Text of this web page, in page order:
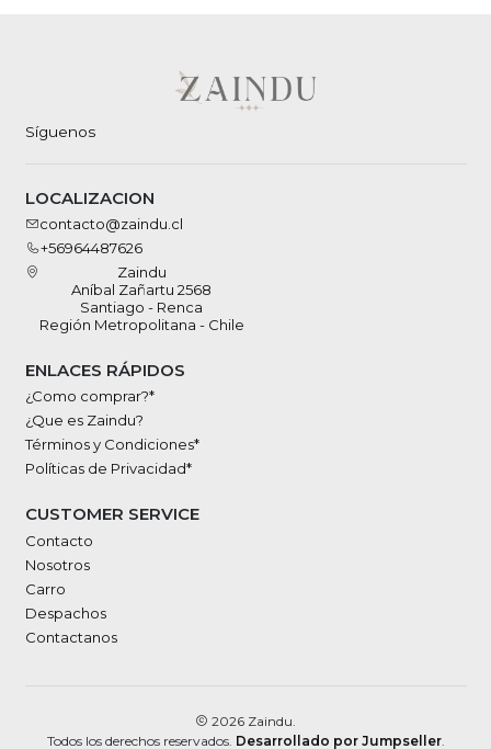
Síguenos
LOCALIZACION
contacto@zaindu.cl
+56964487626
Zaindu
Aníbal Zañartu 2568
Santiago - Renca
Región Metropolitana - Chile
ENLACES RÁPIDOS
¿Como comprar?*
¿Que es Zaindu?
Términos y Condiciones*
Políticas de Privacidad*
CUSTOMER SERVICE
Contacto
Nosotros
Carro
Despachos
Contactanos
2026 Zaindu.
Todos los derechos reservados. Desarrollado por Jumpseller.